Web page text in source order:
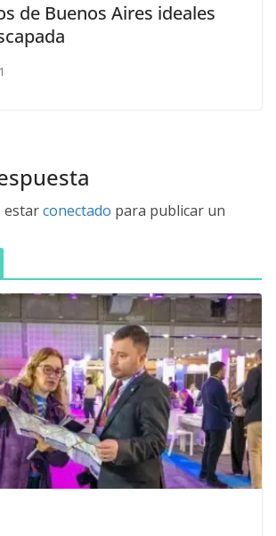
de Buenos Aires ideales
estarconectado para publicar un